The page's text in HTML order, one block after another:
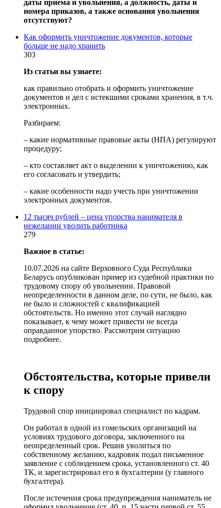
даты приема и увольнения, а должность, даты и
номера приказов, а также основания увольнения
отсутствуют?
Как оформить уничтожение документов, которые
больше не надо хранить
303
Из статьи вы узнаете:
как правильно отобрать и оформить уничтожение
документов и дел с истекшими сроками хранения, в т.ч.
электронных.
Разбираем:
– какие нормативные правовые акты (НПА) регулируют
процедуру;
– кто составляет акт о выделении к уничтожению, как
его согласовать и утвердить;
– какие особенности надо учесть при уничтожении
электронных документов.
12 тысяч рублей – цена упорства нанимателя в
нежелании уволить работника
279
Важное в статье:
10.07.2026 на сайте Верховного Суда Республики
Беларусь опубликован пример из судебной практики по
трудовому спору об увольнении. Правовой
неопределенности в данном деле, по сути, не было, как
не было и сложностей с квалификацией
обстоятельств. Но именно этот случай наглядно
показывает, к чему может привести не всегда
оправданное упорство. Рассмотрим ситуацию
подробнее.
Обстоятельства, которые привели
к спору
Трудовой спор инициировал специалист по кадрам.
Он работал в одной из гомельских организаций на
условиях трудового договора, заключенного на
неопределенный срок. Решив уволиться по
собственному желанию, кадровик подал письменное
заявление с соблюдением срока, установленного ст. 40
ТК, и зарегистрировал его в бухгалтерии (у главного
бухгалтера).
После истечения срока предупреждения наниматель не